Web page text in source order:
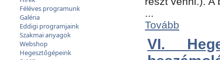
Féléves programunk
Galéria
Eddigi programjaink
Szakmai anyagok
Webshop
Hegesztőgépeink
...
Tovább
VI.